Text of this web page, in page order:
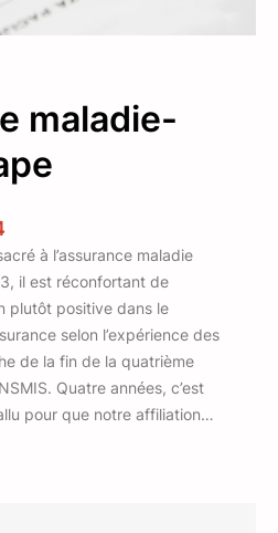
maladie-
à l’assurance maladie
il est réconfortant de
plutôt positive dans le
selon l’expérience des
de la fin de la quatrième
Quatre années, c’est
pour que notre affiliation…